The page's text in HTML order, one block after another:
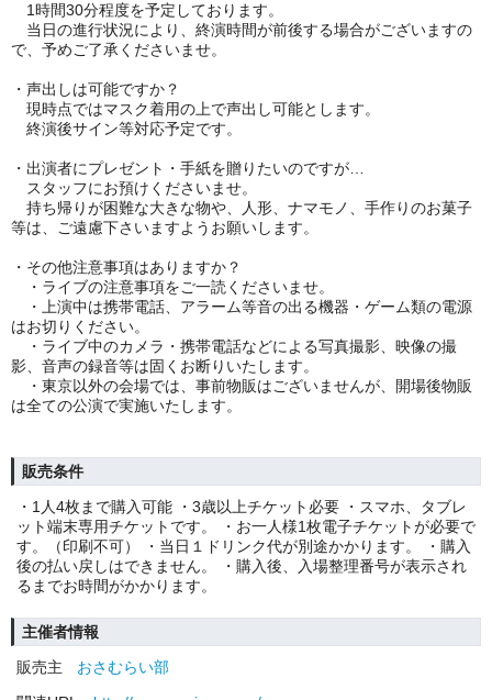
1時間30分程度を予定しております。
当日の進行状況により、終演時間が前後する場合がございますの
で、予めご了承くださいませ。
・声出しは可能ですか？
現時点ではマスク着用の上で声出し可能とします。
終演後サイン等対応予定です。
・出演者にプレゼント・手紙を贈りたいのですが…
スタッフにお預けくださいませ。
持ち帰りが困難な大きな物や、人形、ナマモノ、手作りのお菓子
等は、ご遠慮下さいますようお願いします。
・その他注意事項はありますか？
・ライブの注意事項をご一読くださいませ。
・上演中は携帯電話、アラーム等音の出る機器・ゲーム類の電源
はお切りください。
・ライブ中のカメラ・携帯電話などによる写真撮影、映像の撮
影、音声の録音等は固くお断りいたします。
・東京以外の会場では、事前物販はございませんが、開場後物販
は全ての公演で実施いたします。
販売条件
・1人4枚まで購入可能 ・3歳以上チケット必要 ・スマホ、タブレ
ット端末専用チケットです。 ・お一人様1枚電子チケットが必要で
す。（印刷不可） ・当日１ドリンク代が別途かかります。 ・購入
後の払い戻しはできません。 ・購入後、入場整理番号が表示され
るまでお時間がかかります。
主催者情報
販売主
おさむらい部